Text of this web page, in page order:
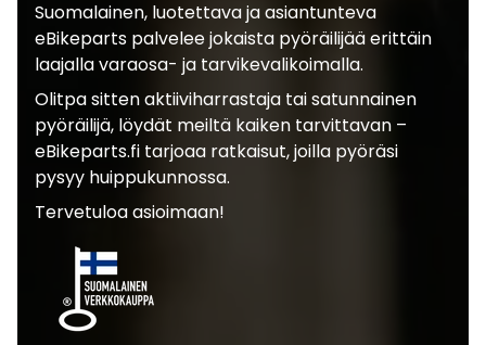
Suomalainen, luotettava ja asiantunteva
eBikeparts palvelee jokaista pyöräilijää erittäin
laajalla varaosa- ja tarvikevalikoimalla.
Olitpa sitten aktiiviharrastaja tai satunnainen
pyöräilijä, löydät meiltä kaiken tarvittavan –
eBikeparts.fi tarjoaa ratkaisut, joilla pyöräsi
pysyy huippukunnossa.
Tervetuloa asioimaan!